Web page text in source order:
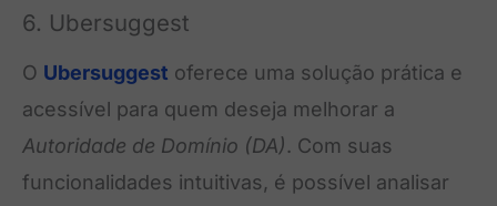
6. Ubersuggest
O Ubersuggest oferece uma solução prática e
acessível para quem deseja melhorar a
Autoridade de Domínio (DA). Com suas
funcionalidades intuitivas, é possível analisar